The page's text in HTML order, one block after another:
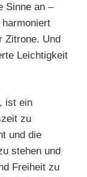
Sinne an –
Zitrone. Und
Leichtigkeit
ist ein
zu
und die
stehen und
Freiheit zu